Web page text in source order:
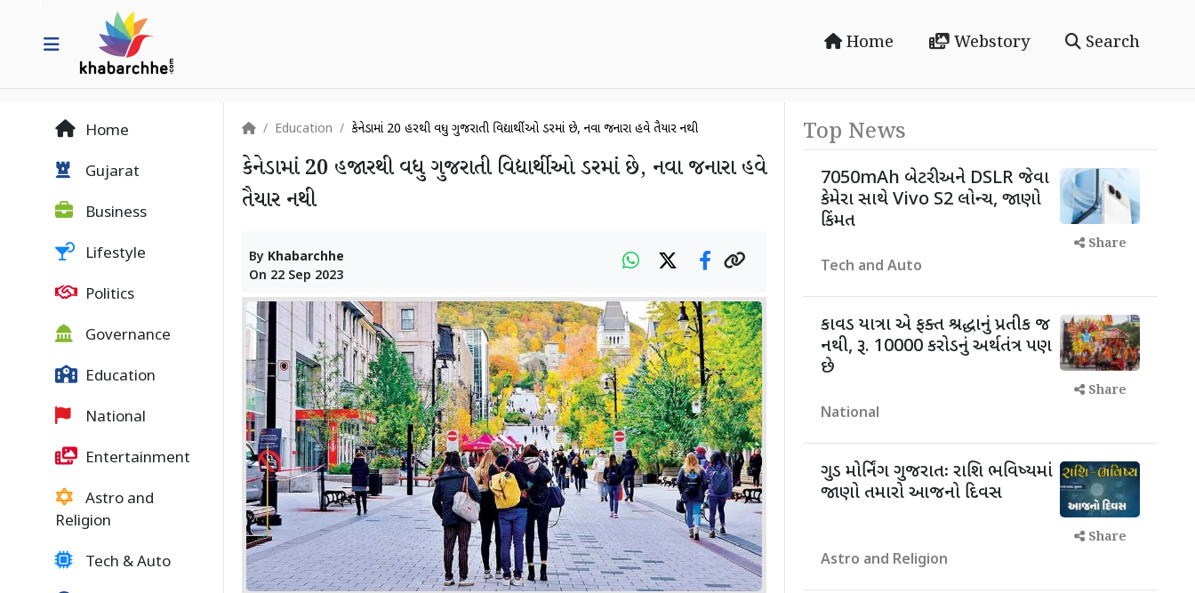
Home Webstory Search
Home
Gujarat
Business
Lifestyle
Politics
Governance
Education
National
Entertainment
Astro and
Religion
Tech & Auto
Education કેનેડામાં 20 હજારથી વધુ ગુજરાતી વિદ્યાર્થીઓ ડરમાં છે, નવા જનારા હવે તૈયાર નથી
કેનેડામાં 20 હજારથી વધુ ગુજરાતી વિદ્યાર્થીઓ ડરમાં છે, નવા જનારા હવે
તૈયાર નથી
By Khabarchhe
On 22 Sep 2023
Top News
7050mAh બેટરી અને DSLR જેવા
કેમેરા સાથે Vivo S2 લોન્ચ, જાણો
કિંમત
Tech and Auto
Share
કાવડ યાત્રા એ ફક્ત શ્રદ્ધાનું પ્રતીક જ
નથી, રૂ. 10000 કરોડનું અર્થતંત્ર પણ
છે
National
Share
ગુડ મોર્નિંગ ગુજરાતઃ રાશિ ભવિષ્યમાં
જાણો તમારો આજનો દિવસ
Astro and Religion
Share